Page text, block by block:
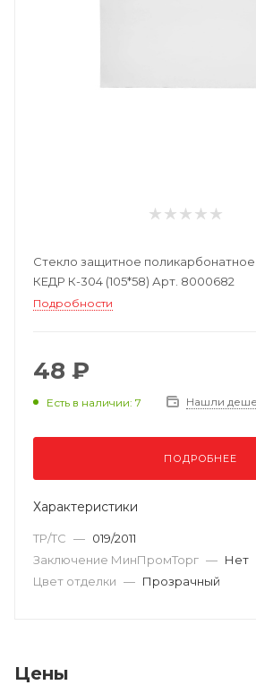
Стекло защитное
КЕДР К-304 (105*58) Арт. 8000682
Подробности
48 ₽
Есть в наличии: 7 Нашли
ПОДРОБНЕЕ
Характеристики
ТР/ТС — 019/2011
Заключение МинПромТорг — Нет
Цвет отделки — Прозрачный
Цены